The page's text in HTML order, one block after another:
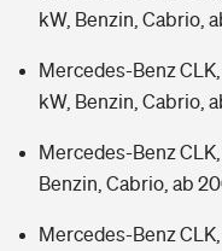
kW, Benzin, Cabrio,
Mercedes-Benz
kW, Benzin, Cabrio,
Mercedes-Benz
Benzin, Cabrio, ab
Mercedes-Benz